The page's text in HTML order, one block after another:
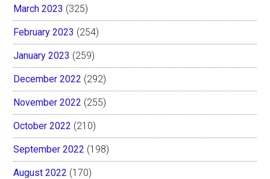
March 2023 (325)
February 2023 (254)
January 2023 (259)
December 2022 (292)
November 2022 (255)
October 2022 (210)
September 2022 (198)
August 2022 (170)